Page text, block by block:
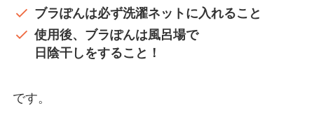
ブラぽんは必ず洗濯ネットに入れること
使用後、ブラぽんは風呂場で
日陰干しをすること！
です。